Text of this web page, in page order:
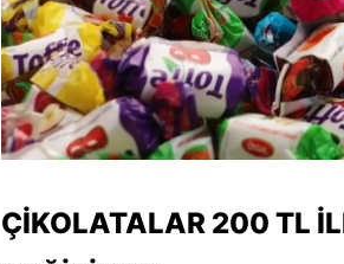
Hatay
ÇIKOLATALAR 200 TL